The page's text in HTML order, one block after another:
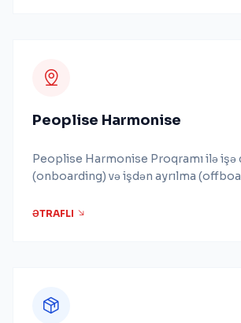
Peoplise Harmonise
Peoplise Harmonise Proqramı ilə işə
(onboarding) və işdən ayrılma
ƏTRAFLI